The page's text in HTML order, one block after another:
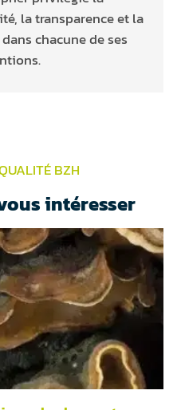
la transparence et la
chacune de ses
BZH
intéresser